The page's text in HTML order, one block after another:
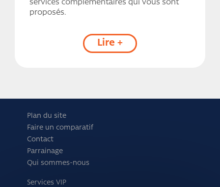
services complémentaires qui vous sont
proposés.
Lire +
Plan du site
Faire un comparatif
Contact
Parrainage
Qui sommes-nous
Services VIP